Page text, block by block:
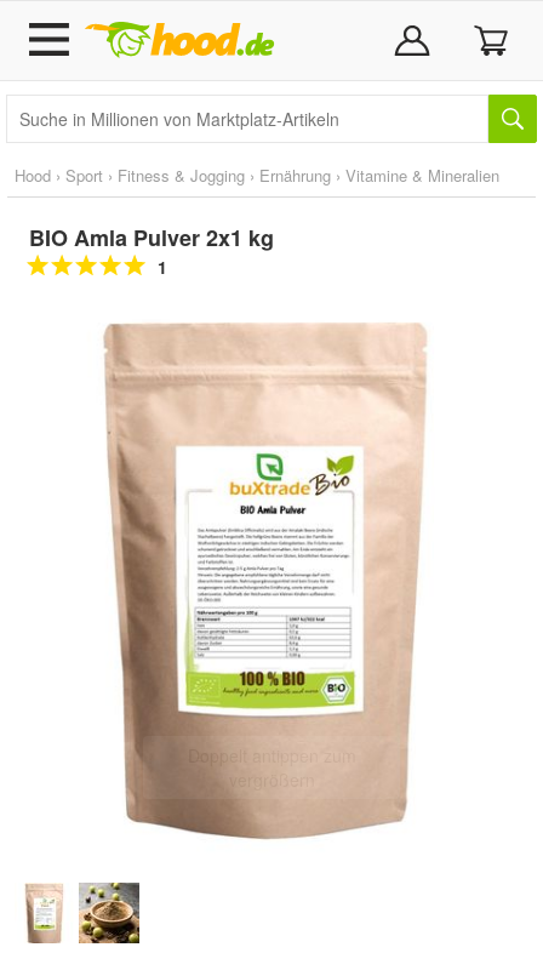
Hood › Sport › Fitness & Jogging › Ernährung › Vitamine & Mineralien
BIO Amla Pulver 2x1 kg
1